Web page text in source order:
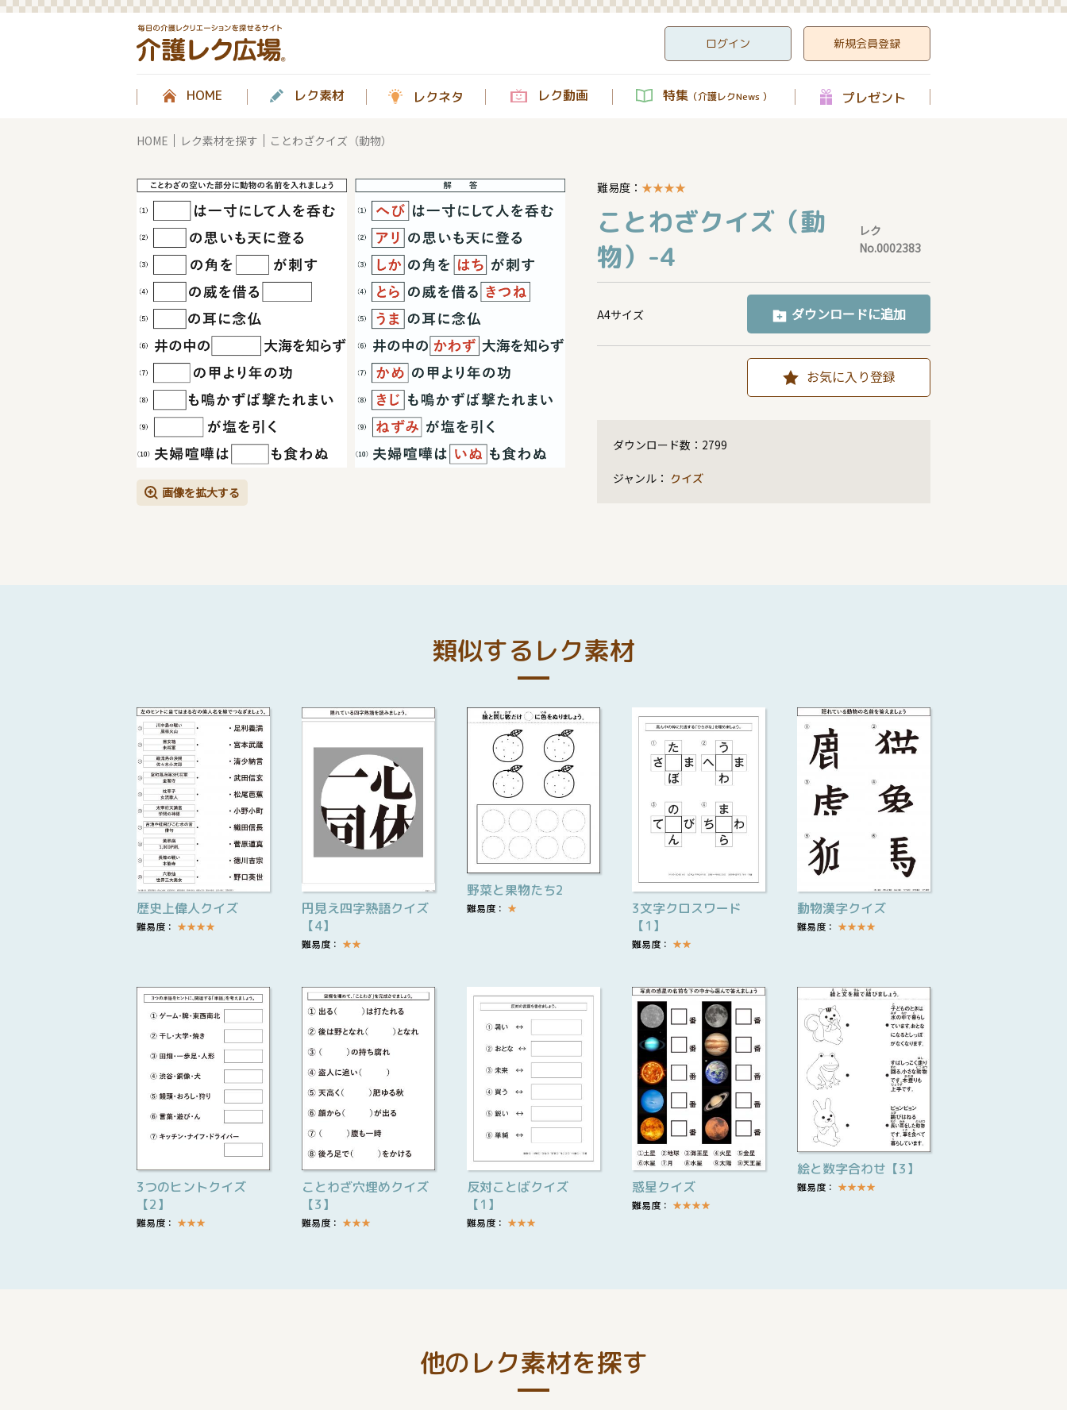
ログイン 新規会員登録
HOME レク素材 レクネタ レク動画 特集 （介護レクNews ） プレゼント
HOME レク素材を探す ことわざクイズ（動物）
画像を拡大する
難易度： ★★★★
ことわざクイズ（動
物）-4
レク
No.0002383
A4サイズ ダウンロードに追加
お気に入り登録
ダウンロード数： 2799
ジャンル： クイズ
類似するレク素材
歴史上偉人クイズ
難易度： ★★★★
円見え四字熟語クイズ
【4】
難易度： ★★
野菜と果物たち2
難易度： ★
3文字クロスワード
【1】
難易度： ★★
動物漢字クイズ
難易度： ★★★★
3つのヒントクイズ
【2】
難易度： ★★★
ことわざ穴埋めクイズ
【3】
難易度： ★★★
反対ことばクイズ
【1】
難易度： ★★★
惑星クイズ
難易度： ★★★★
絵と数字合わせ【3】
難易度： ★★★★
他のレク素材を探す